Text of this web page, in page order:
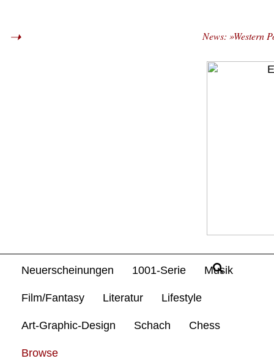
News: »Western
Neuerscheinungen 1001-Serie Musik
Film/Fantasy Literatur Lifestyle
Art-Graphic-Design Schach Chess
Browse